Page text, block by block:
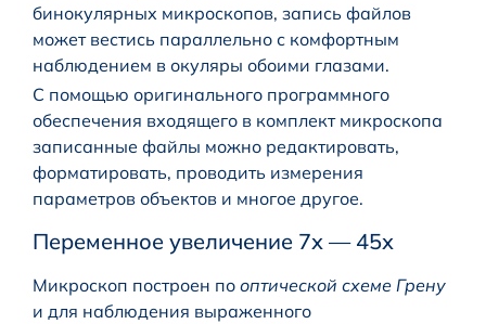
бинокулярных микроскопов, запись файлов
может вестись параллельно с комфортным
наблюдением в окуляры обоими глазами.
С помощью оригинального программного
обеспечения входящего в комплект микроскопа
записанные файлы можно редактировать,
форматировать, проводить измерения
параметров объектов и многое другое.
Переменное увеличение 7х — 45х
Микроскоп построен по оптической схеме Грену
и для наблюдения выраженного